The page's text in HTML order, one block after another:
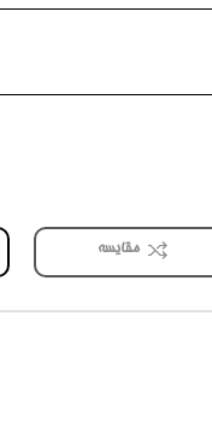
مقایسه